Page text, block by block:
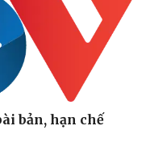
bản, hạn chế